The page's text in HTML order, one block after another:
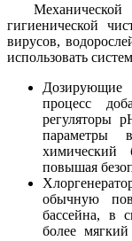
Механической
гигиенической
вирусов,
использовать
Дозирующие
процесс
регуляторы
параметры
химический
повышая
обычную
бассейна, в
более